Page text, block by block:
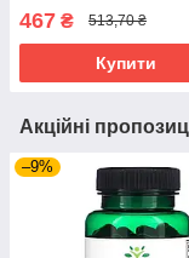
467 ₴ 513,70 ₴
Купити
Акційні
–9%